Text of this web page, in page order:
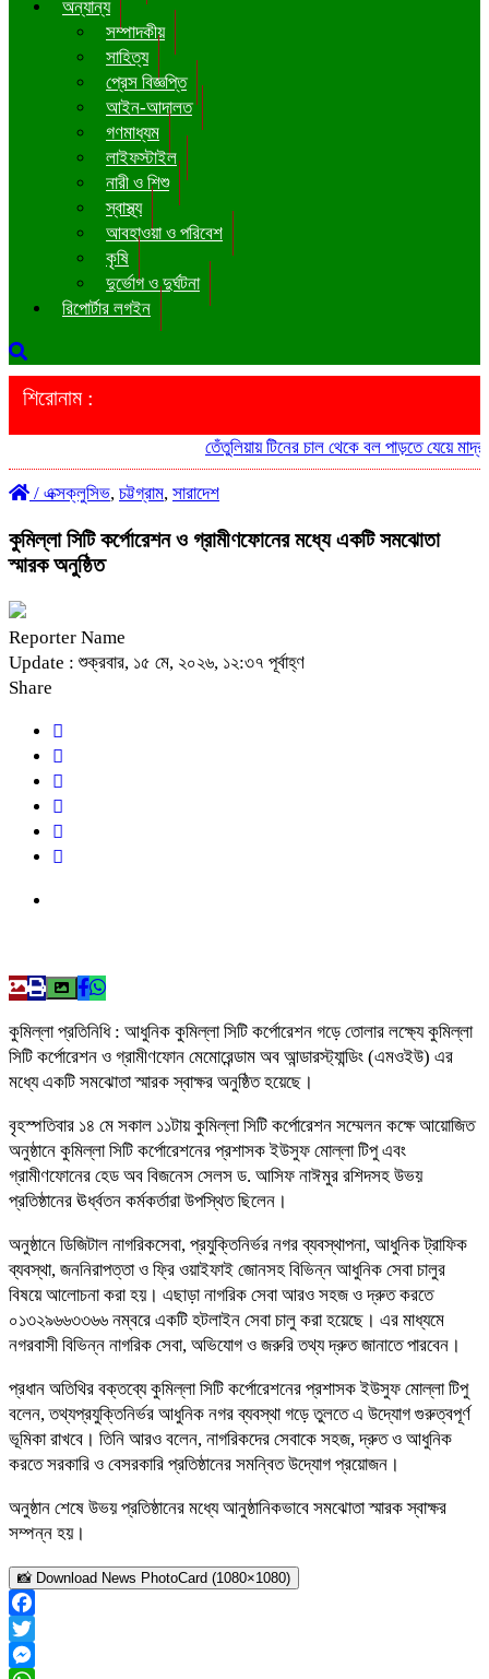
অন্যান্য
সম্পাদকীয়
সাহিত্য
প্রেস বিজ্ঞপ্তি
আইন-আদালত
গণমাধ্যম
লাইফস্টাইল
নারী ও শিশু
স্বাস্থ্য
আবহাওয়া ও পরিবেশ
কৃষি
দুর্ভোগ ও দুর্ঘটনা
রিপোর্টার লগইন
শিরোনাম :
তেঁতুলিয়ায় টিনের চাল থেকে বল পাড়তে যেয়ে
/ এক্সক্লুসিভ, চট্টগ্রাম, সারাদেশ
কুমিল্লা সিটি কর্পোরেশন ও গ্রামীণফোনের মধ্যে একটি সমঝোতা
স্মারক অনুষ্ঠিত
Reporter Name
Update : শুক্রবার, ১৫ মে, ২০২৬, ১২:৩৭ পূর্বাহ্ণ
Share
কুমিল্লা প্রতিনিধি : আধুনিক কুমিল্লা সিটি কর্পোরেশন গড়ে তোলার লক্ষ্যে কুমিল্লা
সিটি কর্পোরেশন ও গ্রামীণফোন মেমোরেন্ডাম অব আন্ডারস্ট্যান্ডিং (এমওইউ) এর
মধ্যে একটি সমঝোতা স্মারক স্বাক্ষর অনুষ্ঠিত হয়েছে।
বৃহস্পতিবার ১৪ মে সকাল ১১টায় কুমিল্লা সিটি কর্পোরেশন সম্মেলন কক্ষে আয়োজিত
অনুষ্ঠানে কুমিল্লা সিটি কর্পোরেশনের প্রশাসক ইউসুফ মোল্লা টিপু এবং
গ্রামীণফোনের হেড অব বিজনেস সেলস ড. আসিফ নাঈমুর রশিদসহ উভয়
প্রতিষ্ঠানের ঊর্ধ্বতন কর্মকর্তারা উপস্থিত ছিলেন।
অনুষ্ঠানে ডিজিটাল নাগরিকসেবা, প্রযুক্তিনির্ভর নগর ব্যবস্থাপনা, আধুনিক ট্রাফিক
ব্যবস্থা, জননিরাপত্তা ও ফ্রি ওয়াইফাই জোনসহ বিভিন্ন আধুনিক সেবা চালুর
বিষয়ে আলোচনা করা হয়। এছাড়া নাগরিক সেবা আরও সহজ ও দ্রুত করতে
০১৩২৯৬৬৩৩৬৬ নম্বরে একটি হটলাইন সেবা চালু করা হয়েছে। এর মাধ্যমে
নগরবাসী বিভিন্ন নাগরিক সেবা, অভিযোগ ও জরুরি তথ্য দ্রুত জানাতে পারবেন।
প্রধান অতিথির বক্তব্যে কুমিল্লা সিটি কর্পোরেশনের প্রশাসক ইউসুফ মোল্লা টিপু
বলেন, তথ্যপ্রযুক্তিনির্ভর আধুনিক নগর ব্যবস্থা গড়ে তুলতে এ উদ্যোগ গুরুত্বপূর্ণ
ভূমিকা রাখবে। তিনি আরও বলেন, নাগরিকদের সেবাকে সহজ, দ্রুত ও আধুনিক
করতে সরকারি ও বেসরকারি প্রতিষ্ঠানের সমন্বিত উদ্যোগ প্রয়োজন।
অনুষ্ঠান শেষে উভয় প্রতিষ্ঠানের মধ্যে আনুষ্ঠানিকভাবে সমঝোতা স্মারক স্বাক্ষর
সম্পন্ন হয়।
📸 Download News PhotoCard (1080×1080)
Facebook
Twitter